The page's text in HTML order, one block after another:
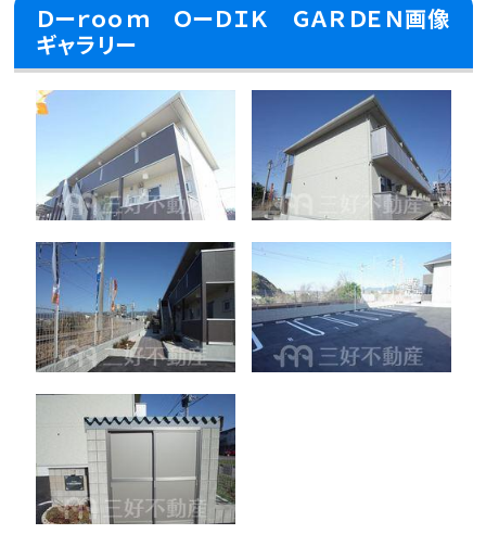
Ｄーｒｏｏｍ ＯーＤＩＫ ＧＡＲＤＥＮ画像
ギャラリー